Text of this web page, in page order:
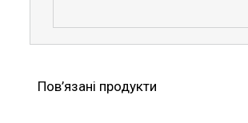
Пов’язані продукти